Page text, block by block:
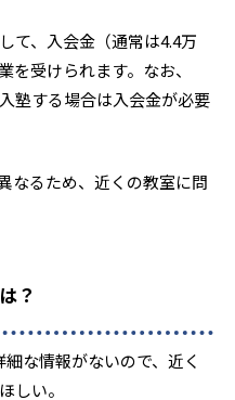
て、入会金（通常は4.4万
を受けられます。なお、
塾する場合は入会金が必要
なるため、近くの教室に問
？
な情報がないので、近く
しい。